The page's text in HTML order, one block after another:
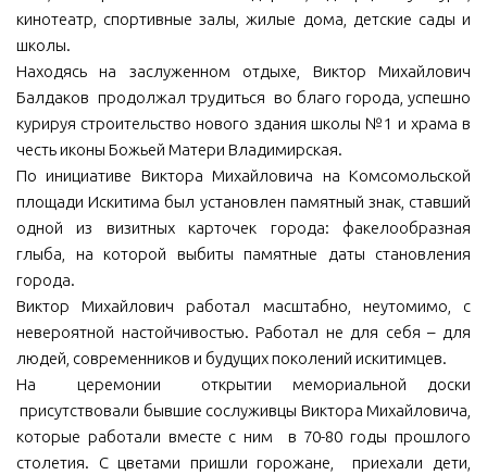
кинотеатр, спортивные залы, жилые дома, детские сады и
школы.
Находясь на заслуженном отдыхе, Виктор Михайлович
Балдаков продолжал трудиться во благо города, успешно
курируя строительство нового здания школы №1 и храма в
честь иконы Божьей Матери Владимирская.
По инициативе Виктора Михайловича на Комсомольской
площади Искитима был установлен памятный знак, ставший
одной из визитных карточек города: факелообразная
глыба, на которой выбиты памятные даты становления
города.
Виктор Михайлович работал масштабно, неутомимо, с
невероятной настойчивостью. Работал не для себя – для
людей, современников и будущих поколений искитимцев.
На церемонии открытии мемориальной доски
присутствовали бывшие сослуживцы Виктора Михайловича,
которые работали вместе с ним в 70-80 годы прошлого
столетия. С цветами пришли горожане, приехали дети,